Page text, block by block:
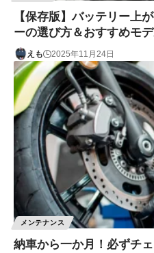
【保存版】バッテリー上
ーの選び方＆おすすめモ
えも 2025年11月24日
メンテナンス
納車から一か月！必ずチ